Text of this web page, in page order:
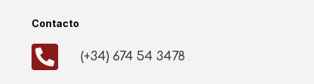
Contacto
 (+34) 674 54 3478